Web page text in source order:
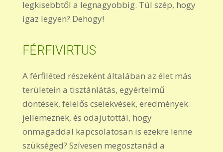
legkisebbtől a legnagyobbig. Túl szép, hogy
igaz legyen? Dehogy!
FÉRFIVIRTUS
A férfiléted részeként általában az élet más
területein a tisztánlátás, egyértelmű
döntések, felelős cselekvések, eredmények
jellemeznek, és odajutottál, hogy
önmagaddal kapcsolatosan is ezekre lenne
szükséged? Szívesen megosztanád a